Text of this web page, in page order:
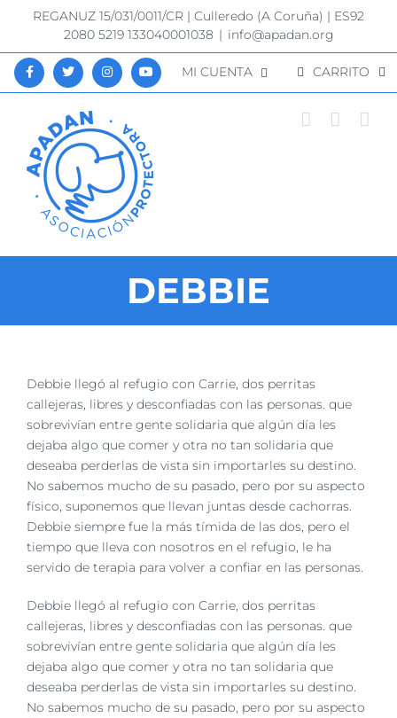
Saltar
contenido
REGANUZ 15/031/0011/CR | Culleredo (A Coruña) | ES92
2080 5219 133040001038 | info@apadan.org
MI CUENTA CARRITO
DEBBIE
Ver
imagen
más
grande
Debbie llegó al refugio con Carrie, dos perritas
callejeras, libres y desconfiadas con las personas. que
sobrevivían entre gente solidaria que algún día les
dejaba algo que comer y otra no tan solidaria que
deseaba perderlas de vista sin importarles su destino.
No sabemos mucho de su pasado, pero por su aspecto
físico, suponemos que llevan juntas desde cachorras.
Debbie siempre fue la más tímida de las dos, pero el
tiempo que lleva con nosotros en el refugio, le ha
servido de terapia para volver a confiar en las personas.
Debbie llegó al refugio con Carrie, dos perritas
callejeras, libres y desconfiadas con las personas. que
sobrevivían entre gente solidaria que algún día les
dejaba algo que comer y otra no tan solidaria que
deseaba perderlas de vista sin importarles su destino.
No sabemos mucho de su pasado, pero por su aspecto